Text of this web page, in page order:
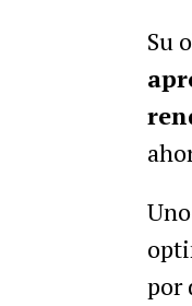
Su
por